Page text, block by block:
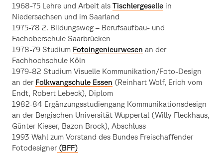
1968-75 Lehre und Arbeit als Tischlergeselle in
Niedersachsen und im Saarland
1975-78 2. Bildungsweg – Berufsaufbau- und
Fachoberschule Saarbrücken
1978-79 Studium Fotoingenieurwesen an der
Fachhochschule Köln
1979-82 Studium Visuelle Kommunikation/Foto-Design
an der Folkwangschule Essen (Reinhart Wolf, Erich vom
Endt, Robert Lebeck), Diplom
1982-84 Ergänzungsstudiengang Kommunikationsdesign
an der Bergischen Universität Wuppertal (Willy Fleckhaus,
Günter Kieser, Bazon Brock), Abschluss
1993 Wahl zum Vorstand des Bundes Freischaffender
Fotodesigner(BFF)